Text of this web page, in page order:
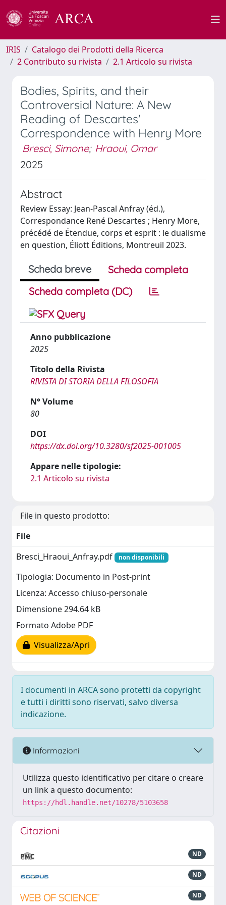
IRIS
Catalogo dei Prodotti della Ricerca
2 Contributo su rivista
2.1 Articolo su rivista
Bodies, Spirits, and their
Controversial Nature: A New
Reading of Descartes'
Correspondence with Henry More
Bresci, Simone; Hraoui, Omar
2025
Abstract
Review Essay: Jean-Pascal Anfray (éd.),
Correspondance René Descartes ; Henry More,
précédé de Étendue, corps et esprit : le dualisme
en question, Éliott Éditions, Montreuil 2023.
Scheda breve
Scheda completa
Scheda completa (DC)
Anno pubblicazione
2025
Titolo della Rivista
RIVISTA DI STORIA DELLA FILOSOFIA
N° Volume
80
DOI
https://dx.doi.org/10.3280/sf2025-001005
Appare nelle tipologie:
2.1 Articolo su rivista
File in questo prodotto:
File
Bresci_Hraoui_Anfray.pdf
non disponibili
Tipologia: Documento in Post-print
Licenza: Accesso chiuso-personale
Dimensione 294.64 kB
Formato Adobe PDF
Visualizza/Apri
I documenti in ARCA sono protetti da copyright
e tutti i diritti sono riservati, salvo diversa
indicazione.
Informazioni
Utilizza questo identificativo per citare o creare
un link a questo documento:
https://hdl.handle.net/10278/5103658
Citazioni
ND
ND
ND